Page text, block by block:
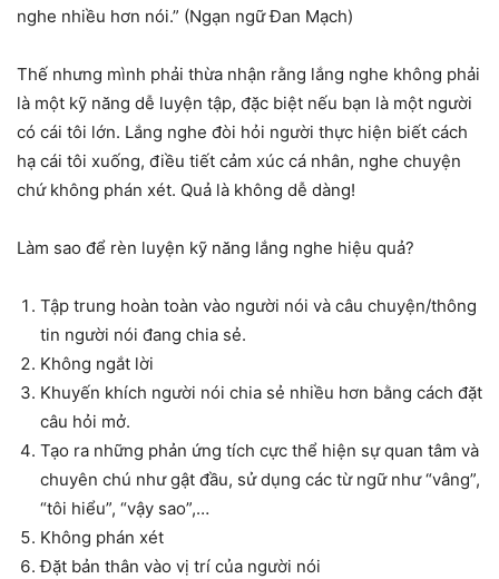
nghe nhiều hơn nói.” (Ngạn ngữ Đan Mạch)
Thế nhưng mình phải thừa nhận rằng lắng nghe không phải
là một kỹ năng dễ luyện tập, đặc biệt nếu bạn là một người
có cái tôi lớn. Lắng nghe đòi hỏi người thực hiện biết cách
hạ cái tôi xuống, điều tiết cảm xúc cá nhân, nghe chuyện
chứ không phán xét. Quả là không dễ dàng!
Làm sao để rèn luyện kỹ năng lắng nghe hiệu quả?
Tập trung hoàn toàn vào người nói và câu chuyện/thông
tin người nói đang chia sẻ.
Không ngắt lời
Khuyến khích người nói chia sẻ nhiều hơn bằng cách đặt
câu hỏi mở.
Tạo ra những phản ứng tích cực thể hiện sự quan tâm và
chuyên chú như gật đầu, sử dụng các từ ngữ như “vâng”,
“tôi hiểu”, “vậy sao”,…
Không phán xét
Đặt bản thân vào vị trí của người nói